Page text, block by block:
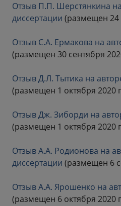
Отзыв П.П. Шерстянкина
диссертации (размещен 24
Отзыв С.А. Ермакова на
(размещен 30 сентября
Отзыв Д.Л. Тытика на
(размещен 1 октября 2020
Отзыв Дж. Зиборди на
(размещен 1 октября 2020
Отзыв А.А. Родионова на
диссертации (размещен 6
Отзыв А.А. Ярошенко на
(размещен 6 октября 2020